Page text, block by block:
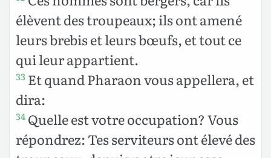
élèvent des troupeaux; ils ont amené
leurs brebis et leurs bœufs, et tout ce
qui leur appartient.
33 Et quand Pharaon vous appellera, et
dira:
34 Quelle est votre occupation? Vous
répondrez: Tes serviteurs ont élevé des